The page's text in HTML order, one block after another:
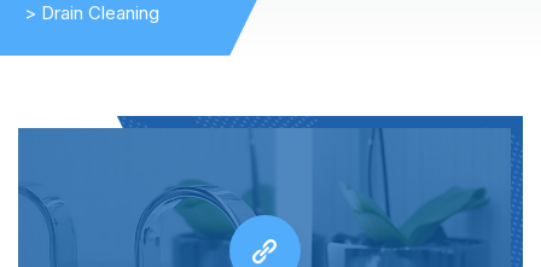
> Drain Cleaning